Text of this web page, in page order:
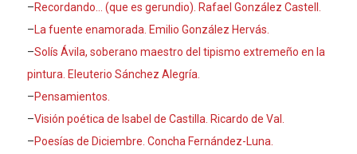
–Recordando… (que es gerundio). Rafael González Castell.
–La fuente enamorada. Emilio González Hervás.
–Solís Ávila, soberano maestro del tipismo extremeño en la
pintura. Eleuterio Sánchez Alegría.
–Pensamientos.
–Visión poética de Isabel de Castilla. Ricardo de Val.
–Poesías de Diciembre. Concha Fernández-Luna.